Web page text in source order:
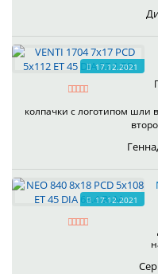
17.12.2021
колпачки с логотипом шли
17.12.2021